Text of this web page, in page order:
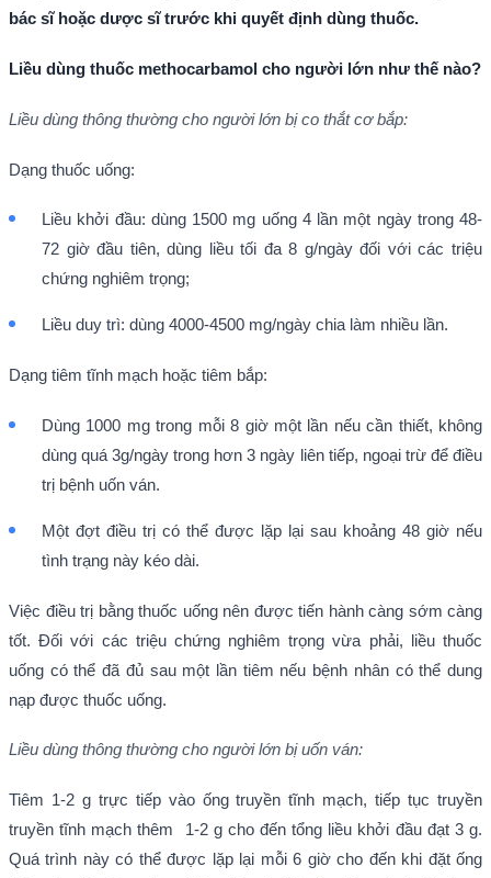
bác sĩ hoặc dược sĩ trước khi quyết định dùng thuốc.
Liều dùng thuốc methocarbamol cho người lớn như thế nào?
Liều dùng thông thường cho người lớn bị co thắt cơ bắp:
Dạng thuốc uống:
Liều khởi đầu: dùng 1500 mg uống 4 lần một ngày trong 48-
72 giờ đầu tiên, dùng liều tối đa 8 g/ngày đối với các triệu
chứng nghiêm trọng;
Liều duy trì: dùng 4000-4500 mg/ngày chia làm nhiều lần.
Dạng tiêm tĩnh mạch hoặc tiêm bắp:
Dùng 1000 mg trong mỗi 8 giờ một lần nếu cần thiết, không
dùng quá 3g/ngày trong hơn 3 ngày liên tiếp, ngoại trừ để điều
trị bệnh uốn ván.
Một đợt điều trị có thể được lặp lại sau khoảng 48 giờ nếu
tình trạng này kéo dài.
Việc điều trị bằng thuốc uống nên được tiến hành càng sớm càng
tốt. Đối với các triệu chứng nghiêm trọng vừa phải, liều thuốc
uống có thể đã đủ sau một lần tiêm nếu bệnh nhân có thể dung
nạp được thuốc uống.
Liều dùng thông thường cho người lớn bị uốn ván:
Tiêm 1-2 g trực tiếp vào ống truyền tĩnh mạch, tiếp tục truyền
truyền tĩnh mạch thêm 1-2 g cho đến tổng liều khởi đầu đạt 3 g.
Quá trình này có thể được lặp lại mỗi 6 giờ cho đến khi đặt ống